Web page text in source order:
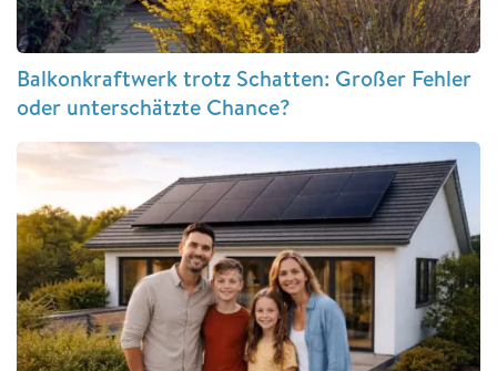
Balkonkraftwerk trotz Schatten: Großer Fehler
oder unterschätzte Chance?